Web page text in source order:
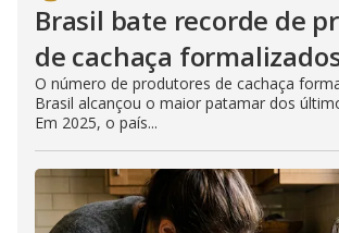
Brasil bate recorde de
de cachaça
O número de produtores de cachaça
Brasil alcançou o maior patamar dos
Em 2025, o país...